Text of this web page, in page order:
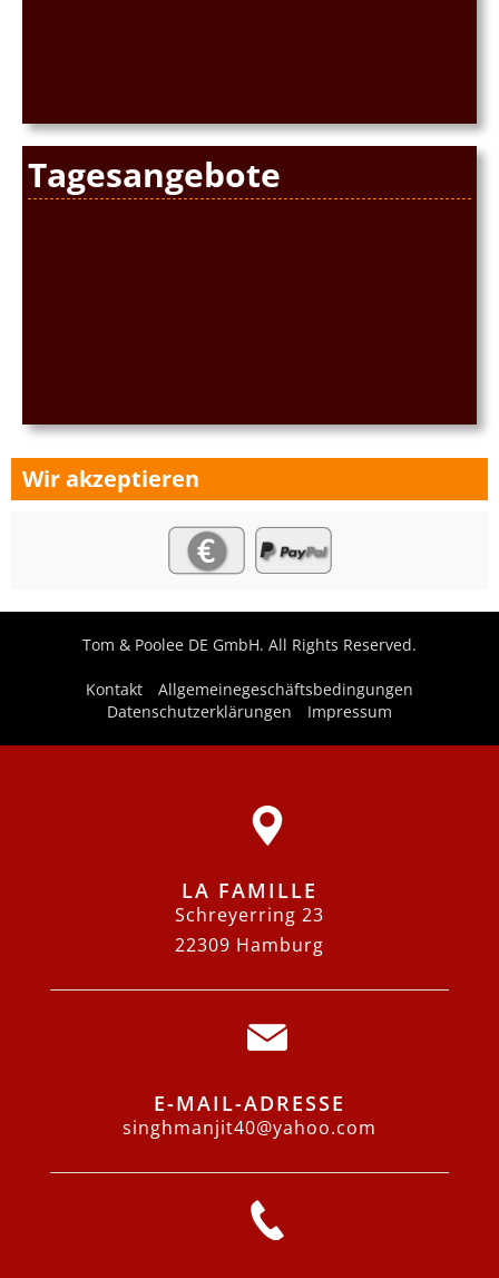
Tagesangebote
Wir akzeptieren
Tom & Poolee DE GmbH. All Rights Reserved.
Kontakt
Allgemeinegeschäftsbedingungen
Datenschutzerklärungen
Impressum
LA FAMILLE
Schreyerring 23
22309 Hamburg
E-MAIL-ADRESSE
singhmanjit40@yahoo.com